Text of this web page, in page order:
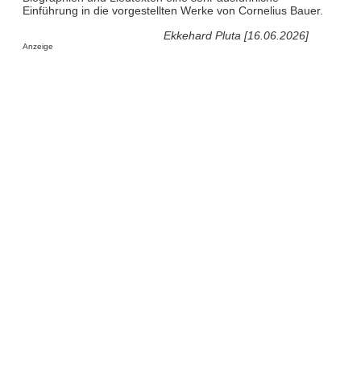
Einführung in die vorgestellten Werke von Cornelius Bauer.
Ekkehard Pluta [16.06.2026]
Anzeige